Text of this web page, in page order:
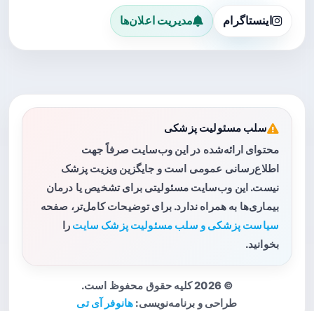
اینستاگرام مدیریت اعلان‌ها
سلب مسئولیت پزشکی
محتوای ارائه‌شده در این وب‌سایت صرفاً جهت
اطلاع‌رسانی عمومی است و جایگزین ویزیت پزشک
نیست. این وب‌سایت مسئولیتی برای تشخیص یا درمان
بیماری‌ها به همراه ندارد. برای توضیحات کامل‌تر، صفحه
سیاست پزشکی و سلب مسئولیت پزشک سایت را
بخوانید.
© 2026 کلیه حقوق محفوظ است.
طراحی و برنامه‌نویسی: هانوفر آی تی